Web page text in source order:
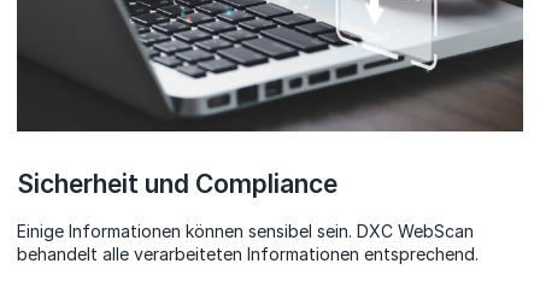
Sicherheit und Compliance
Einige Informationen können sensibel sein. DXC WebScan
behandelt alle verarbeiteten Informationen entsprechend.